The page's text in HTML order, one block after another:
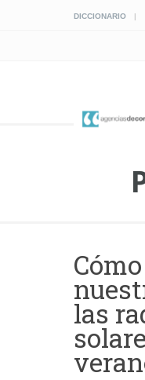
DICCIONARIO
las